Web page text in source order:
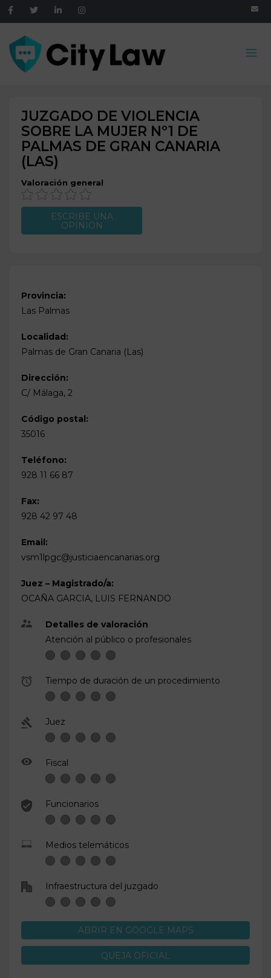
JUZGADO DE VIOLENCIA
SOBRE LA MUJER Nº1 DE
PALMAS DE GRAN CANARIA
(LAS)
Valoración general
ESCRIBE UNA
OPINIÓN
Provincia:
Las Palmas
Localidad:
Palmas de Gran Canaria (Las)
Dirección:
C/ Málaga, 2
Código postal:
35016
Teléfono:
928 11 66 87
Fax:
928 42 97 48
Email:
vsm1lpgc@justiciaencanarias.org
Juez – Magistrado/a:
OCAÑA GARCIA, LUIS FERNANDO
Detalles de valoración
Atención al público o profesionales
Tiempo de duración de un procedimiento
Juez
Fiscal
Funcionarios
Medios telemáticos
Infraestructura del juzgado
ABRIR EN GOOGLE MAPS
QUEJA OFICIAL